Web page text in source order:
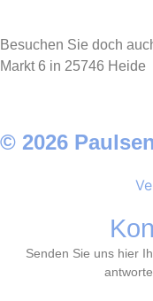
Besuchen Sie doch
Markt 6 in 25746 Heide
© 2026
Senden Sie uns hier